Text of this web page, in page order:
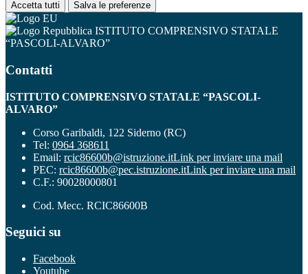
Accetta tutti Salva le preferenze
ISTITUTO COMPRENSIVO STATALE
“PASCOLI-ALVARO”
Contatti
ISTITUTO COMPRENSIVO STATALE “PASCOLI-
ALVARO”
Corso Garibaldi, 122 Siderno (RC)
Tel: 0964 368611
Email: rcic86600b@istruzione.itLink per inviare una mail
PEC: rcic86600b@pec.istruzione.itLink per inviare una mail
C.F.: 90028000801
Cod. Mecc. RCIC86600B
Seguici su
Facebook
Youtube